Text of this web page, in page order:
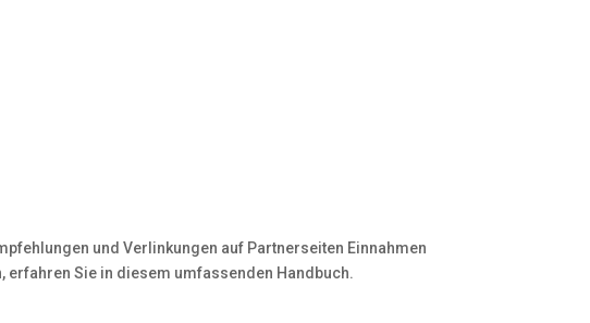
und Verlinkungen auf Partnerseiten Einnahmen
Sie in diesem umfassenden Handbuch.